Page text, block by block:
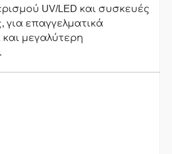
UV/LED και συσκευές
επαγγελματικά
μεγαλύτερη